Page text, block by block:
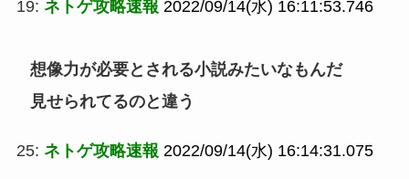
19: ネトゲ攻略速報 2022/09/14(水) 16:11:53.746
想像力が必要とされる小説みたいなもんだ
見せられてるのと違う
25: ネトゲ攻略速報 2022/09/14(水) 16:14:31.075